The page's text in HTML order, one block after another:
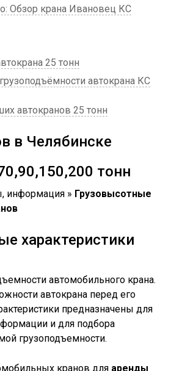
Обзор крана Ивановец КС
25 тонн
автокрана КС
автокранов 25 тонн
в Челябинске
тонн
информация » Грузовысотные
характеристики
автомобильного крана.
автокрана перед его
предназначены для
и для подбора
грузоподъемности.
кранов для аренды